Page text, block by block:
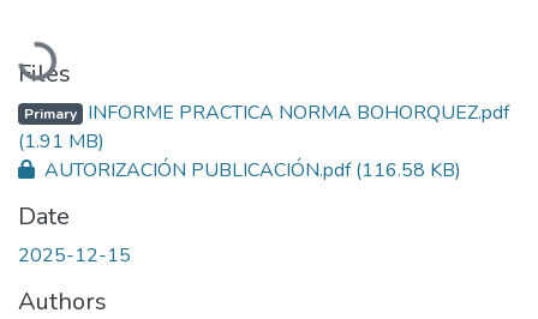
Loading...
Files
Primary INFORME PRACTICA NORMA BOHORQUEZ.pdf
(1.91 MB)
AUTORIZACIÓN PUBLICACIÓN.pdf(116.58 KB)
Date
2025-12-15
Authors